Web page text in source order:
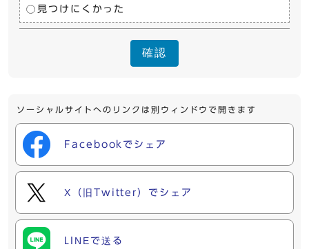
見つけにくかった
確認
ソーシャルサイトへのリンクは別ウィンドウで開きます
Facebookでシェア
X（旧Twitter）でシェア
LINEで送る